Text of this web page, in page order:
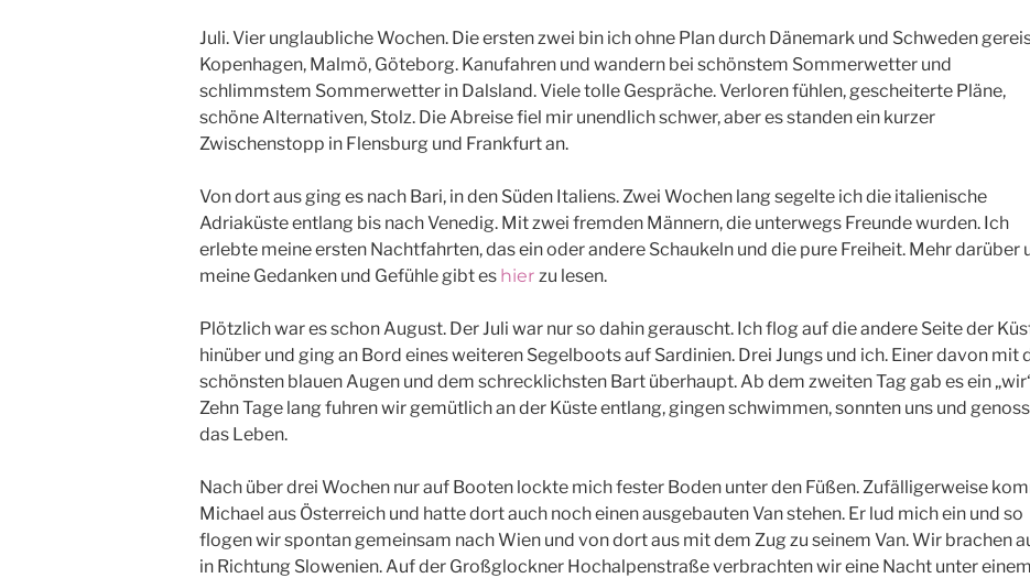
Juli. Vier unglaubliche Wochen. Die ersten zwei bin ich ohne Plan durch Dänemark und Schweden
Kopenhagen, Malmö, Göteborg. Kanufahren und wandern bei schönstem Sommerwetter und
schlimmstem Sommerwetter in Dalsland. Viele tolle Gespräche. Verloren fühlen, gescheiterte Pläne,
schöne Alternativen, Stolz. Die Abreise fiel mir unendlich schwer, aber es standen ein kurzer
Zwischenstopp in Flensburg und Frankfurt an.
Von dort aus ging es nach Bari, in den Süden Italiens. Zwei Wochen lang segelte ich die italienische
Adriaküste entlang bis nach Venedig. Mit zwei fremden Männern, die unterwegs Freunde wurden. Ich
erlebte meine ersten Nachtfahrten, das ein oder andere Schaukeln und die pure Freiheit. Mehr darüber
meine Gedanken und Gefühle gibt es hier zu lesen.
Plötzlich war es schon August. Der Juli war nur so dahin gerauscht. Ich flog auf die andere Seite der
hinüber und ging an Bord eines weiteren Segelboots auf Sardinien. Drei Jungs und ich. Einer davon mit
schönsten blauen Augen und dem schrecklichsten Bart überhaupt. Ab dem zweiten Tag gab es ein
Zehn Tage lang fuhren wir gemütlich an der Küste entlang, gingen schwimmen, sonnten uns und
das Leben.
Nach über drei Wochen nur auf Booten lockte mich fester Boden unter den Füßen. Zufälligerweise
Michael aus Österreich und hatte dort auch noch einen ausgebauten Van stehen. Er lud mich ein und so
flogen wir spontan gemeinsam nach Wien und von dort aus mit dem Zug zu seinem Van. Wir brachen
in Richtung Slowenien. Auf der Großglockner Hochalpenstraße verbrachten wir eine Nacht unter einem